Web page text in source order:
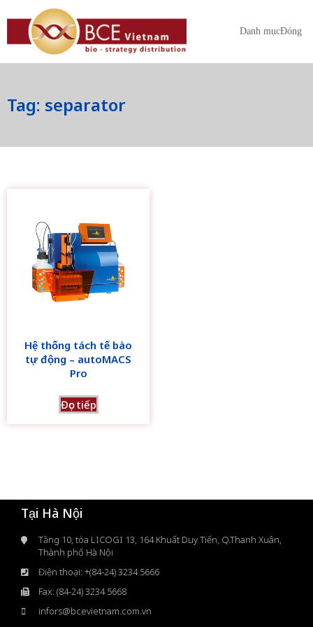
Danh mụcĐóng
Tag: separator
Hệ thống tách tế bào
tự động – autoMACS
Pro
Đọc tiếp
Tại Hà Nội
Tầng 10, tòa LICOGI 13, 164 Khuất Duy Tiến, Q.Thanh Xuân,
Thành phố Hà Nội
Điện thoại: +(84-24) 3234 5666
Fax: (84-24) 3234 5668
infors@bcevietnam.com.vn